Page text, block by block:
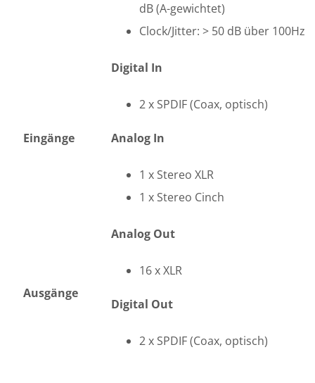
dB (A-gewichtet)
Clock/Jitter: > 50 dB über 100Hz
Eingänge
Digital In
2 x SPDIF (Coax, optisch)
Analog In
1 x Stereo XLR
1 x Stereo Cinch
Ausgänge
Analog Out
16 x XLR
Digital Out
2 x SPDIF (Coax, optisch)